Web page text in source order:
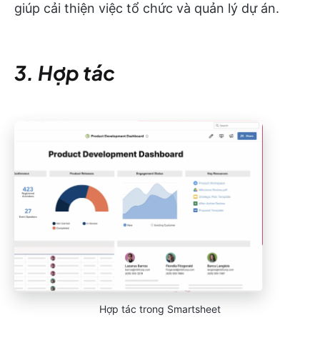
giúp cải thiện việc tổ chức và quản lý dự án.
3. Hợp tác
Hợp tác trong Smartsheet